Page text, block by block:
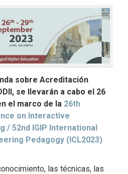
sobre Acreditación
se llevarán a cabo el 26
el marco de la 26th
on Interactive
/ 52nd IGIP International
Pedagogy (ICL2023)
las técnicas, las